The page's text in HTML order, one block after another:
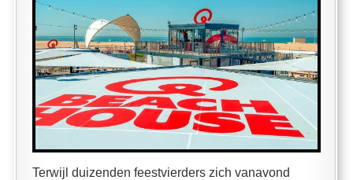
Terwijl duizenden feestvierders zich vanavond